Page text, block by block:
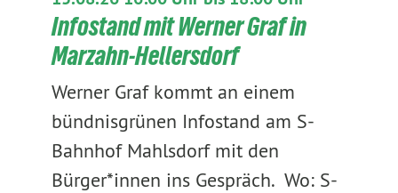
Infostand mit Werner Graf in
Marzahn-Hellersdorf
Werner Graf kommt an einem
bündnisgrünen Infostand am S-
Bahnhof Mahlsdorf mit den
Bürger*innen ins Gespräch. Wo: S-